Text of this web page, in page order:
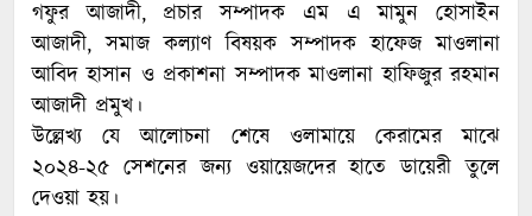
গফুর আজাদী, প্রচার সম্পাদক এম এ মামুন হোসাইন
আজাদী, সমাজ কল্যাণ বিষয়ক সম্পাদক হাফেজ মাওলানা
আবিদ হাসান ও প্রকাশনা সম্পাদক মাওলানা হাফিজুর রহমান
আজাদী প্রমুখ।
উল্লেখ্য যে আলোচনা শেষে ওলামায়ে কেরামের মাঝে
২০২৪-২৫ সেশনের জন্য ওয়ায়েজদের হাতে ডায়েরী তুলে
দেওয়া হয়।